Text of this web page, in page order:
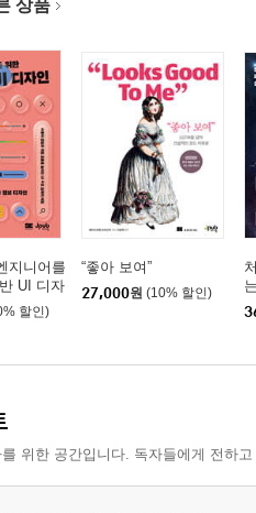
상품
지니어를
UI 디자
할인)
“좋아 보여”
27,000원 (10% 할인)
위한 공간입니다. 독자들에게 전하